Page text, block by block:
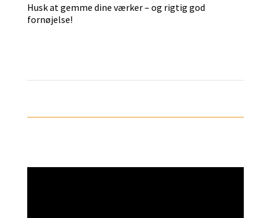
Husk at gemme dine værker – og rigtig god
fornøjelse!